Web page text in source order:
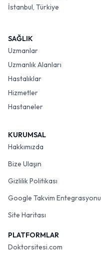
İstanbul, Türkiye
SAĞLIK
Uzmanlar
Uzmanlık Alanları
Hastalıklar
Hizmetler
Hastaneler
KURUMSAL
Hakkımızda
Bize Ulaşın
Gizlilik Politikası
Google Takvim Entegrasyonu
Site Haritası
PLATFORMLAR
Doktorsitesi.com